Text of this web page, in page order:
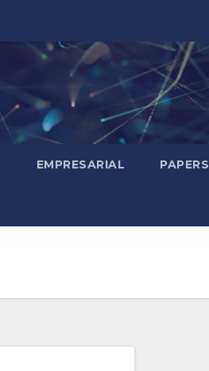
EMPRESARIAL PAPERS